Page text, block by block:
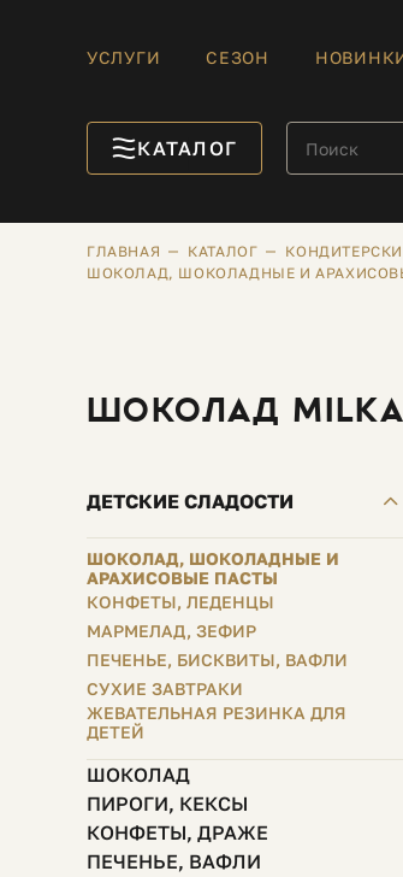
УСЛУГИ СЕЗОН
КАТАЛОГ
ГЛАВНАЯ КАТАЛОГ
ШОКОЛАД, ШОКОЛАДНЫЕ И
ШОКОЛАД MILKA
ДЕТСКИЕ СЛАДОСТИ
ШОКОЛАД, ШОКОЛАДНЫЕ И
АРАХИСОВЫЕ ПАСТЫ
КОНФЕТЫ, ЛЕДЕНЦЫ
МАРМЕЛАД, ЗЕФИР
ПЕЧЕНЬЕ, БИСКВИТЫ, ВАФЛИ
СУХИЕ ЗАВТРАКИ
ЖЕВАТЕЛЬНАЯ РЕЗИНКА ДЛЯ
ДЕТЕЙ
ШОКОЛАД
ПИРОГИ, КЕКСЫ
КОНФЕТЫ, ДРАЖЕ
ПЕЧЕНЬЕ, ВАФЛИ